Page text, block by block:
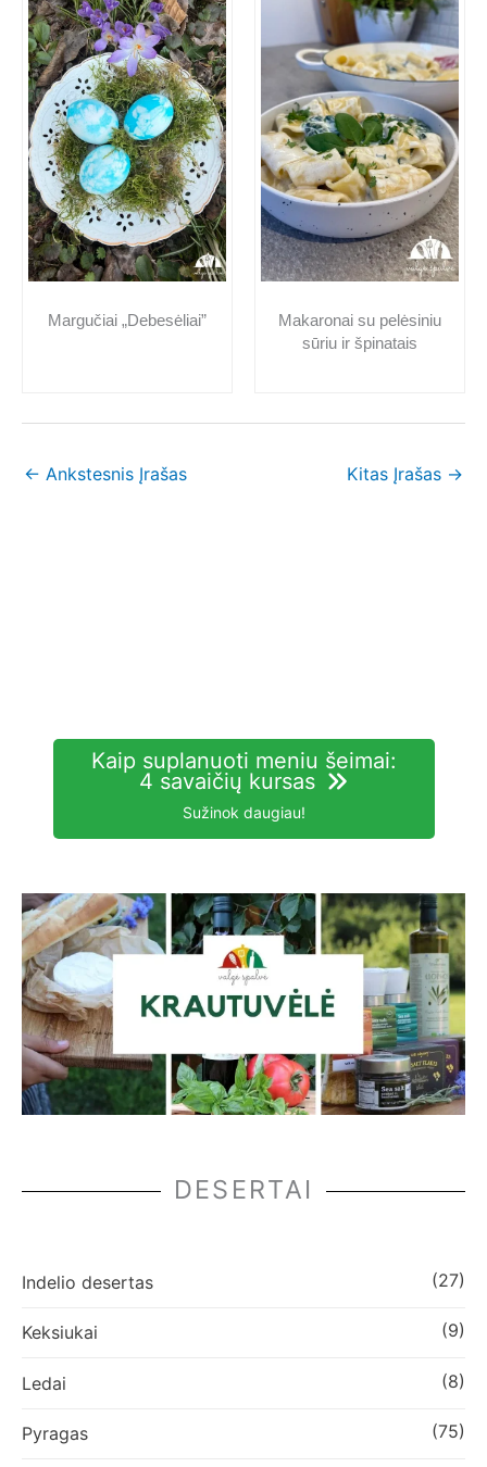
Margučiai „Debesėliai”
Makaronai su pelėsiniu
sūriu ir špinatais
← Ankstesnis Įrašas Kitas Įrašas →
Kaip suplanuoti meniu šeimai:
4 savaičių kursas
Sužinok daugiau!
DESERTAI
Indelio desertas (27)
Keksiukai (9)
Ledai (8)
Pyragas (75)